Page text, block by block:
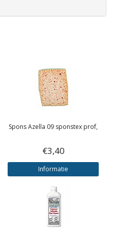
Spons Azella 09 sponstex prof,
€3,40
Informatie